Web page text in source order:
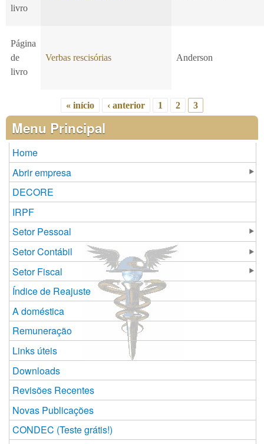
livro
Página
de
livro
Verbas rescisórias Anderson
Páginas
« início ‹ anterior 1 2 3
Menu Principal
Home
Abrir empresa
DECORE
IRPF
Setor Pessoal
Setor Contábil
Setor Fiscal
Índice de Reajuste
A doméstica
Remuneração
Links úteis
Downloads
Revisões Recentes
Novas Publicações
CONDEC (Teste grátis!)